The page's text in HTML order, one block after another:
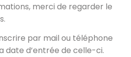
merci de regarder le
par mail ou téléphone
date d’entrée de celle-ci.